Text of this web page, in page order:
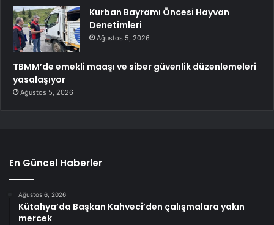
Kurban Bayramı Öncesi Hayvan
Denetimleri
Ağustos 5, 2026
TBMM’de emekli maaşı ve siber güvenlik düzenlemeleri
yasalaşıyor
Ağustos 5, 2026
En Güncel Haberler
Ağustos 6, 2026
Kütahya’da Başkan Kahveci’den çalışmalara yakın
mercek